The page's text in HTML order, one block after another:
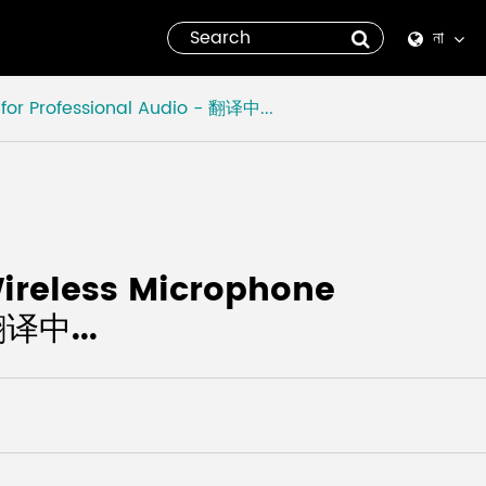
না
Español
Professional Audio - 翻译中...
Microphone
中...